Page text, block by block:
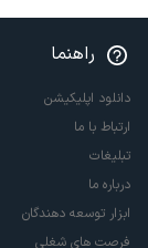
از داروخانه‌
راهنما
دانلود اپلیکیشن
ارتباط با ما
تبلیغات
درباره ما
ابزار توسعه دهندگان
فرصت های شغلی